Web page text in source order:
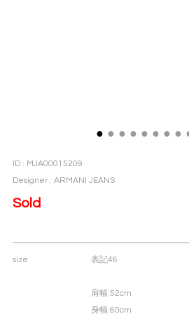
● ● ● ● ● ● ● ●
ID : MJA00015209
Designer : ARMANI JEANS
Sold
size 表記48
肩幅:52cm
身幅:60cm